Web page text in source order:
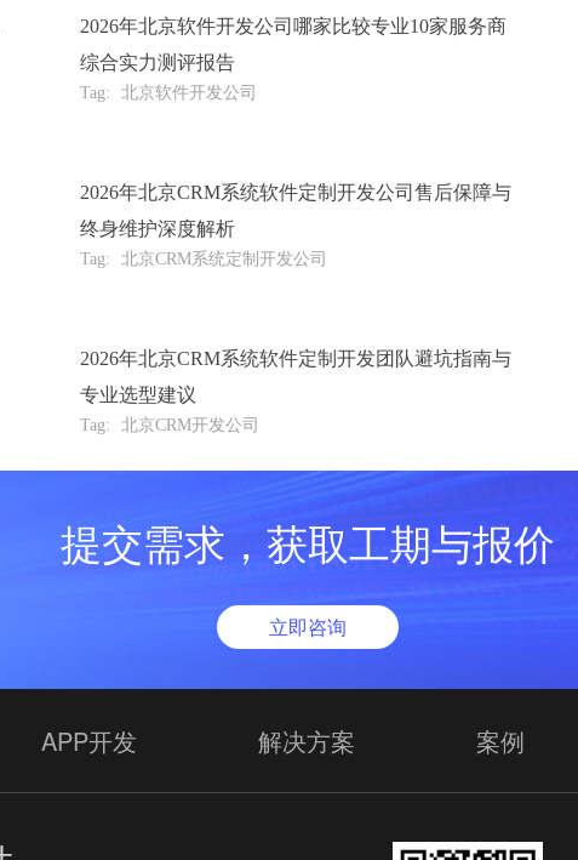
2026年北京软件开发公司哪家比较专业10家服务商
综合实力测评报告
Tag: 北京软件开发公司
2026年北京CRM系统软件定制开发公司售后保障与
终身维护深度解析
Tag: 北京CRM系统定制开发公司
2026年北京CRM系统软件定制开发团队避坑指南与
专业选型建议
Tag: 北京CRM开发公司
提交需求，获取工期与报价
立即咨询
APP开发 解决方案 案例